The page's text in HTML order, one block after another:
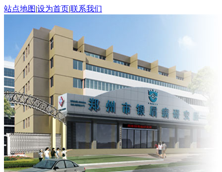
站点地图|设为首页|联系我们